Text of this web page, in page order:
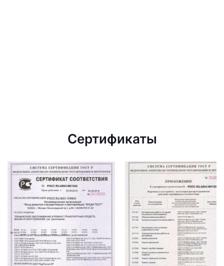
Сертификаты